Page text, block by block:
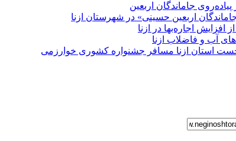
جاماندگان اربعین
اربعین حسینی» در شهرستان ازنا
از افزایش اجاره‌بها در ازنا
آب و فاضلاب ازنا
استان ازنا مسافر جشنواره کشوری خوارزمی